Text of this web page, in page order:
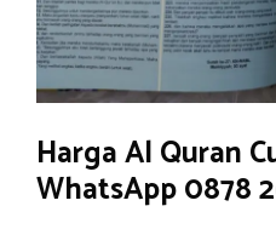
Harga Al Quran
WhatsApp 0878